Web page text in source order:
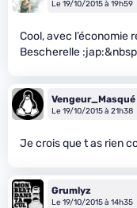
Le 19/10/2015 à 19h59
Cool, avec l’économie
Bescherelle
Vengeur_Masqué
Le 19/10/2015 à 21h38
Je crois que t as rien
Grumlyz
Le 19/10/2015 à 14h35